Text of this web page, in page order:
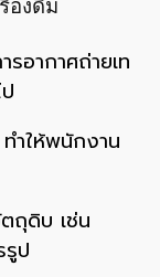
องดื่ม
อากาศถ่ายเท
ำให้พนักงาน
ถุดิบ เช่น
ป